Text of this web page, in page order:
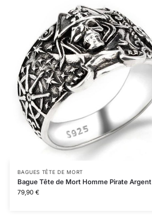
BAGUES TÊTE DE MORT
Bague Tête de Mort Homme Pirate Argent
79,90 €